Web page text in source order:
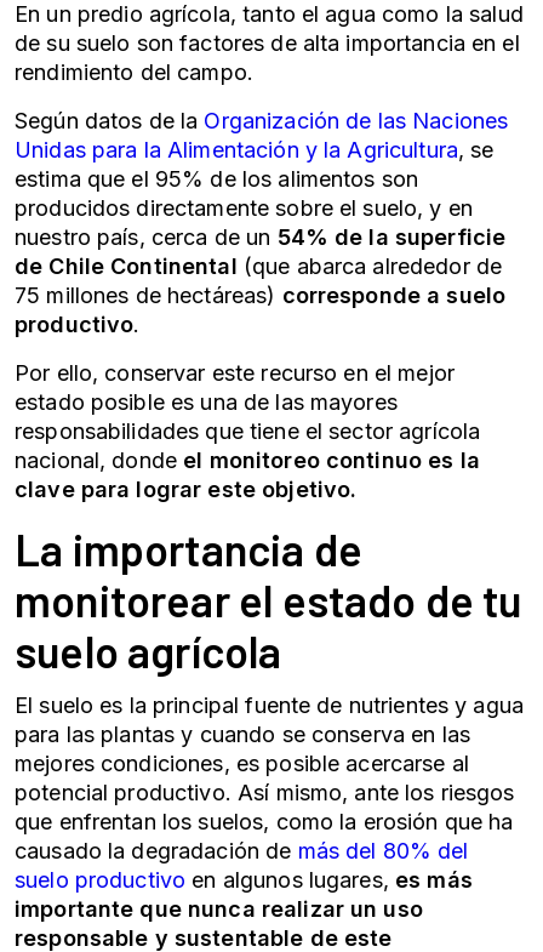
En un predio agrícola, tanto el agua como la salud
de su suelo son factores de alta importancia en el
rendimiento del campo.
Según datos de la Organización de las Naciones
Unidas para la Alimentación y la Agricultura, se
estima que el 95% de los alimentos son
producidos directamente sobre el suelo, y en
nuestro país, cerca de un 54% de la superficie
de Chile Continental (que abarca alrededor de
75 millones de hectáreas) corresponde a suelo
productivo.
Por ello, conservar este recurso en el mejor
estado posible es una de las mayores
responsabilidades que tiene el sector agrícola
nacional, donde el monitoreo continuo es la
clave para lograr este objetivo.
La importancia de
monitorear el estado de tu
suelo agrícola
El suelo es la principal fuente de nutrientes y agua
para las plantas y cuando se conserva en las
mejores condiciones, es posible acercarse al
potencial productivo. Así mismo, ante los riesgos
que enfrentan los suelos, como la erosión que ha
causado la degradación de más del 80% del
suelo productivo en algunos lugares, es más
importante que nunca realizar un uso
responsable y sustentable de este